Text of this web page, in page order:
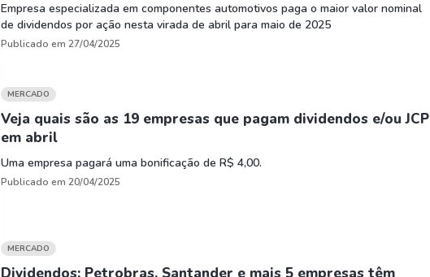
Empresa especializada em componentes automotivos paga o maior valor nominal
de dividendos por ação nesta virada de abril para maio de 2025
Publicado em 27/04/2025
MERCADO
Veja quais são as 19 empresas que pagam dividendos e/ou JCP
em abril
Uma empresa pagará uma bonificação de R$ 4,00.
Publicado em 20/04/2025
MERCADO